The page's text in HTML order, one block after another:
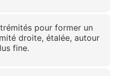
pour former un
droite, étalée, autour
fine.